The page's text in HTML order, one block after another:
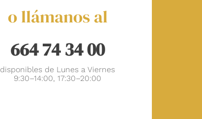
o llámanos al
664 74 34 00
disponibles de Lunes a Viernes
9:30–14:00, 17:30–20:00